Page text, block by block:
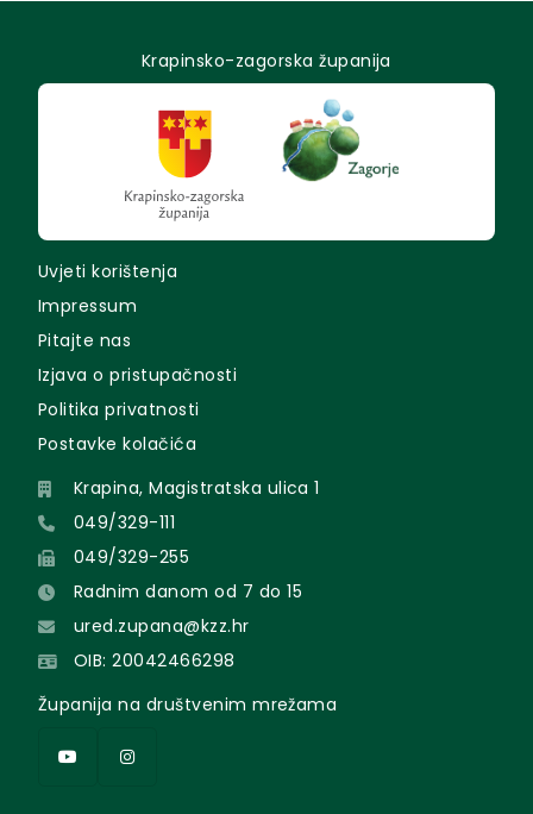
Krapinsko-zagorska županija
Uvjeti korištenja
Impressum
Pitajte nas
Izjava o pristupačnosti
Politika privatnosti
Postavke kolačića
Krapina, Magistratska ulica 1
049/329-111
049/329-255
Radnim danom od 7 do 15
ured.zupana@kzz.hr
OIB: 20042466298
Županija na društvenim mrežama